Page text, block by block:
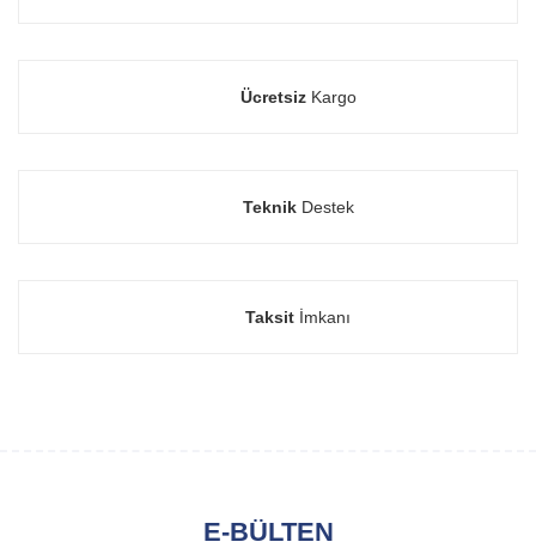
ÜcretsizKargo
TeknikDestek
Taksit İmkanı
E-BÜLTEN